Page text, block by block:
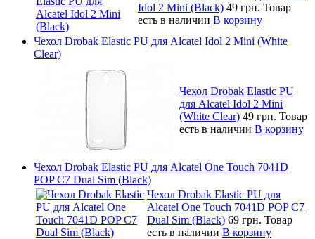
Idol 2 Mini (Black) 49 грн. Товар
есть в наличии В корзину
Чехол Drobak Elastic PU для Alcatel Idol 2 Mini (White
Clear)
Чехол Drobak Elastic PU
для Alcatel Idol 2 Mini
(White Clear) 49 грн. Товар
есть в наличии В корзину
Чехол Drobak Elastic PU для Alcatel One Touch 7041D
POP C7 Dual Sim (Black)
Чехол Drobak Elastic PU для
Alcatel One Touch 7041D POP C7
Dual Sim (Black) 69 грн. Товар
есть в наличии В корзину